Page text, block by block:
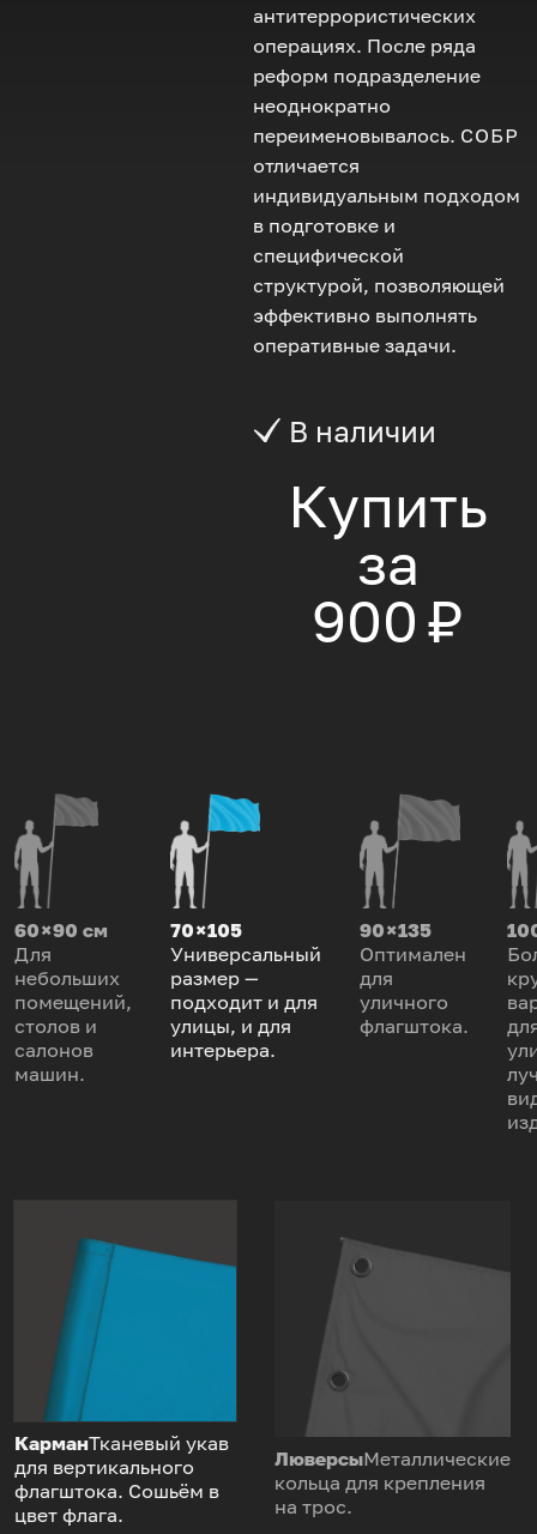
антитеррористических
операциях. После ряда
реформ подразделение
неоднократно
переименовывалось. СОБР
отличается
индивидуальным подходом
в подготовке и
специфической
структурой, позволяющей
эффективно выполнять
оперативные задачи.
В наличии
Купить
за
900 ₽
60 × 90 см
Для
небольших
помещений,
столов и
салонов
машин.
70 × 105
Универсальный
размер —
подходит и для
улицы, и для
интерьера.
90 × 135
Оптимален
для
уличного
флагштока.
КарманТканевый укав
для вертикального
флагштока. Сошьём в
цвет флага.
ЛюверсыМеталлические
кольца для крепления
на трос.